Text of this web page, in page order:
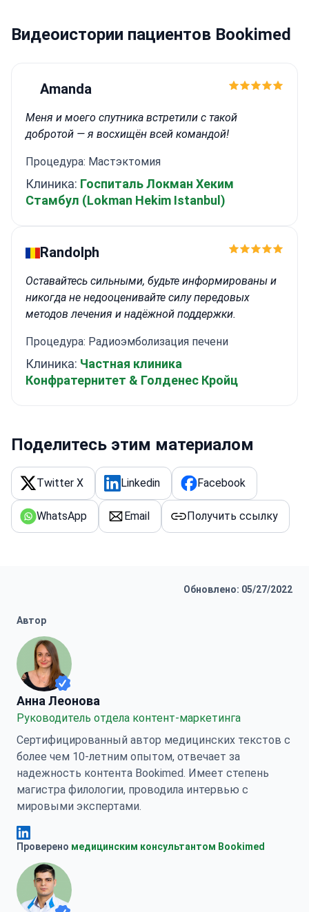
Видеоистории пациентов Bookimed
Amanda
Меня и моего спутника встретили с такой
добротой — я восхищён всей командой!
Процедура: Мастэктомия
Клиника: Госпиталь Локман Хеким
Стамбул (Lokman Hekim Istanbul)
Randolph
Оставайтесь сильными, будьте информированы и
никогда не недооценивайте силу передовых
методов лечения и надёжной поддержки.
Процедура: Радиоэмболизация печени
Клиника: Частная клиника
Конфратернитет & Голденес Кройц
Поделитесь этим материалом
Twitter X Linkedin Facebook
WhatsApp Email Получить ссылку
Обновлено: 05/27/2022
Автор
Анна Леонова
Анна Леонова
Руководитель отдела контент-маркетинга
Сертифицированный автор медицинских текстов с
более чем 10-летним опытом, отвечает за
надежность контента Bookimed. Имеет степень
магистра филологии, проводила интервью с
мировыми экспертами.
Анна Леонова Linkedin
Проверено медицинским консультантом Bookimed